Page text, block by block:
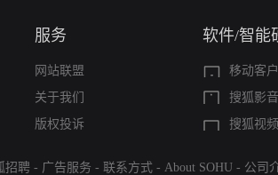
服务
网站联盟
关于我们
版权投诉
软件/智能
移动客
搜狐影音
搜狐视
招聘 - 广告服务 - 联系方式 - About SOHU - 公司